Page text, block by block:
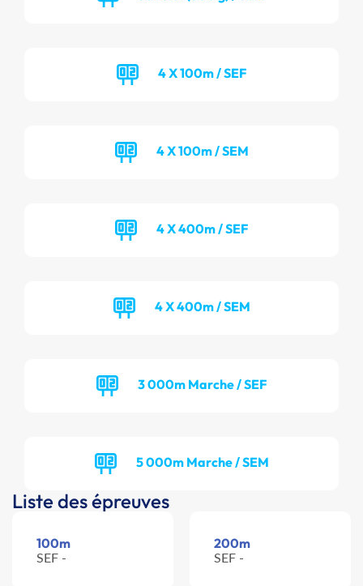
4 X 100m / SEF
4 X 100m / SEM
4 X 400m / SEF
4 X 400m / SEM
3 000m Marche / SEF
5 000m Marche / SEM
Liste des épreuves
100m
SEF -
200m
SEF -